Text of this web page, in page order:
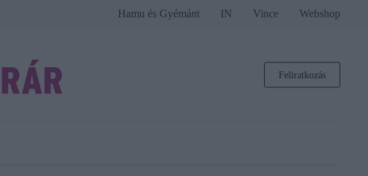
Hamu és Gyémánt IN Vince Webshop
Feliratkozás